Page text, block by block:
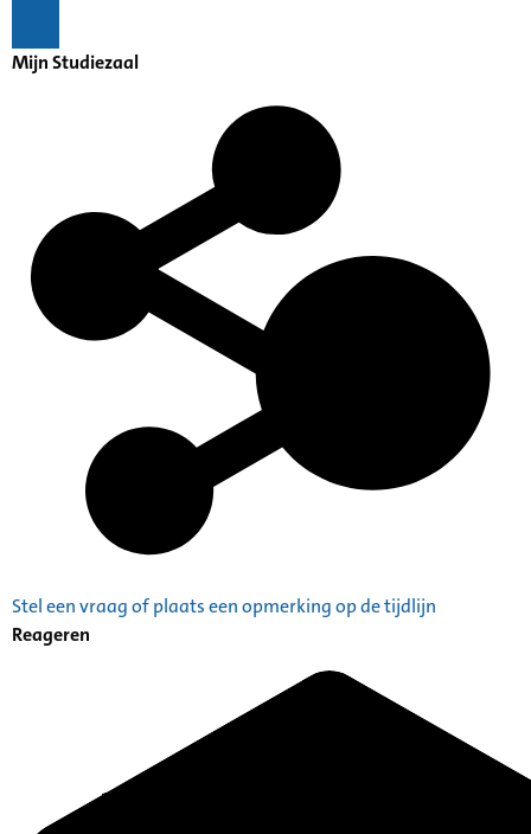
Mijn Studiezaal
Stel een vraag of plaats een opmerking op de tijdlijn
Reageren